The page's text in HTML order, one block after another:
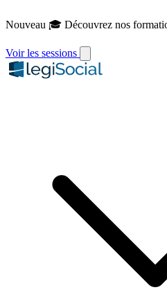
Nouveau 🎓 Découvrez nos
Voir les sessions